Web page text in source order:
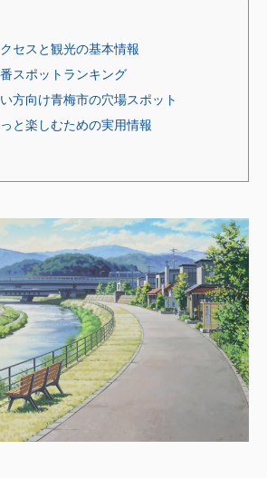
セスと観光の基本情報
スポットランキング
方向け青梅市の穴場スポット
と楽しむための実用情報